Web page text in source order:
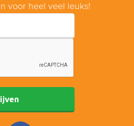
voor heel veel leuks!